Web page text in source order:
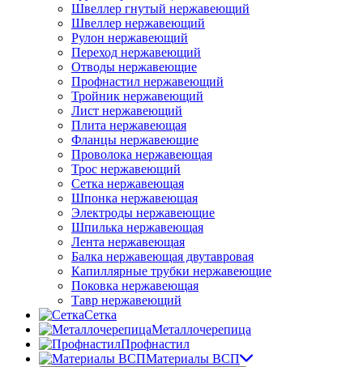
Швеллер гнутый нержавеющий
Швеллер нержавеющий
Рулон нержавеющий
Переход нержавеющий
Отводы нержавеющие
Профнастил нержавеющий
Тройник нержавеющий
Лист нержавеющий
Плита нержавеющая
Фланцы нержавеющие
Проволока нержавеющая
Трос нержавеющий
Сетка нержавеющая
Шпонка нержавеющая
Электроды нержавеющие
Шпилька нержавеющая
Лента нержавеющая
Балка нержавеющая двутавровая
Капиллярные трубки нержавеющие
Поковка нержавеющая
Тавр нержавеющий
Сетка
Металлочерепица
Профнастил
Материалы ВСП